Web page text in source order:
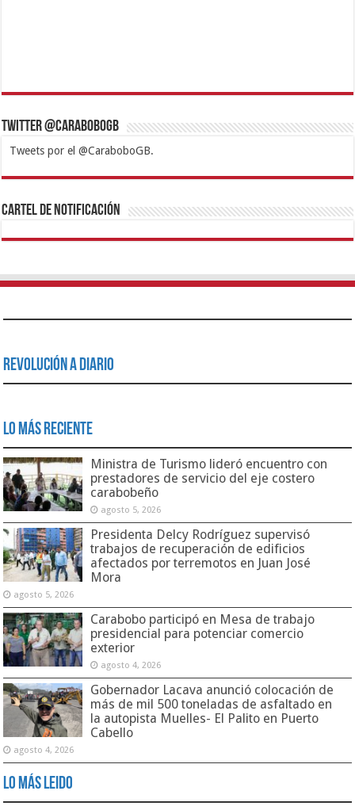
Twitter @CaraboboGB
Tweets por el @CaraboboGB.
1xbetBetturkeyBetistKralbetSupertotobetTipobetMatadorbetMariobet
https://mvbcasino.com/
Cartel de Notificación
Revolución a Diario
Lo Más Reciente
Ministra de Turismo lideró encuentro con
prestadores de servicio del eje costero
carabobeño
agosto 5, 2026
Presidenta Delcy Rodríguez supervisó
trabajos de recuperación de edificios
afectados por terremotos en Juan José
Mora
agosto 5, 2026
Carabobo participó en Mesa de trabajo
presidencial para potenciar comercio
exterior
agosto 4, 2026
Gobernador Lacava anunció colocación de
más de mil 500 toneladas de asfaltado en
la autopista Muelles- El Palito en Puerto
Cabello
agosto 4, 2026
Lo Más Leido